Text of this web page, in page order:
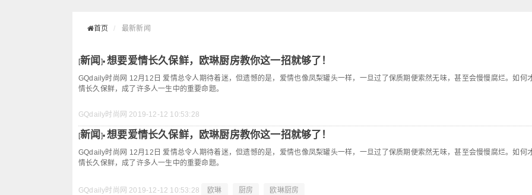
首页 最新新闻
[新闻 ]•想要爱情长久保鲜，欧琳厨房教你这一招就够了！
GQdaily时尚网 12月12日 爱情总令人期待着迷，但遗憾的是，爱情也像凤梨罐头一样，一旦过了保质期便索然无味，甚至会慢慢腐烂。如何
情长久保鲜，成了许多人一生中的重要命题。
GQdaily时尚网 2019-12-12 10:53:28
[新闻 ]•想要爱情长久保鲜，欧琳厨房教你这一招就够了！
GQdaily时尚网 12月12日 爱情总令人期待着迷，但遗憾的是，爱情也像凤梨罐头一样，一旦过了保质期便索然无味，甚至会慢慢腐烂。如何
情长久保鲜，成了许多人一生中的重要命题。
GQdaily时尚网 2019-12-12 10:53:28 欧琳 厨房 欧琳厨房